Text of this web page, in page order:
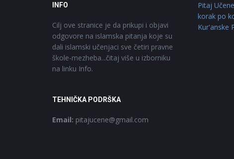
INFO
Cilj ove stranice je da prikupi i objavi
odgovore na islamska pitanja koje su
dali islamski učenjaci sve četiri pravne
škole-mezheba...čitaj više u izborniku
na linku Info.
TEHNIČKA PODRŠKA
Email: pitajucene@gmail.com
Pitaj Učene
korak po
Kur'anske